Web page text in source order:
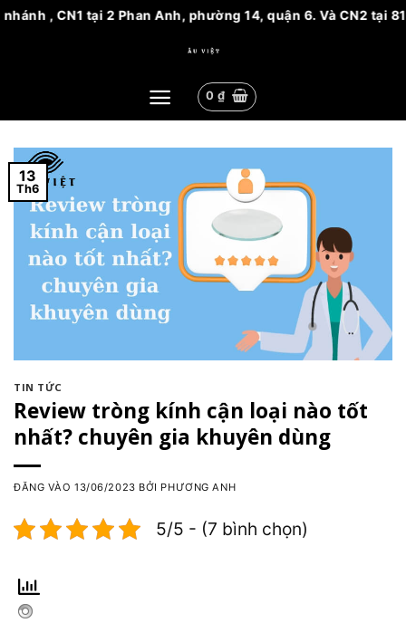
tại 2 Phan Anh, phường 14, quận 6. Và CN2 tại 81
0 ₫
13
Th6
TIN TỨC
Review tròng kính cận loại nào tốt
nhất? chuyên gia khuyên dùng
ĐĂNG VÀO13/06/2023 BỞI PHƯƠNG ANH
5/5 - (7 bình chọn)